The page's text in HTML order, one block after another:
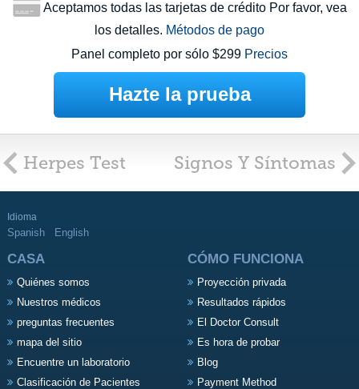
Aceptamos todas las tarjetas de crédito Por favor, vea
los detalles. Métodos de pago
Panel completo por sólo $299 Precios
Hazte la prueba
Herpes Test Signos Y Síntomas
Idioma
Spanish English
CASA
Quiénes somos
Nuestros médicos
preguntas frecuentes
mapa del sitio
Encuentre un laboratorio
Clasificación de Pacientes
CÓMO FUNCIONA
Proyección privada
Resultados rápidos
El Doctor Consult
Es hora de probar
Blog
Payment Method